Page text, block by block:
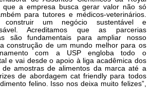
que a empresa busca gerar valor não só
para tutores e médicos-veterinários.
construir um negócio sustentável e
Acreditamos que as parcerias
são fundamentais para ampliar nosso
construção de um mundo melhor para os
com a USP engloba todo o
e vai desde o apoio à liga acadêmica dos
amostras de alimentos da marca até a
de abordagem cat friendly para todos
felino. Isso nos deixa muito felizes”,